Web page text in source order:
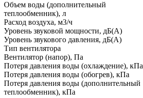
Объем воды (дополнительный
теплообменник), л
Расход воздуха, м3/ч
Уровень звуковой мощности, дБ(А)
Уровень звукового давления, дБ(А)
Тип вентилятора
Вентилятор (напор), Па
Потеря давления воды (охлаждение), кПа
Потеря давления воды (обогрев), кПа
Потеря давления воды (дополнительный
теплообменник), кПа